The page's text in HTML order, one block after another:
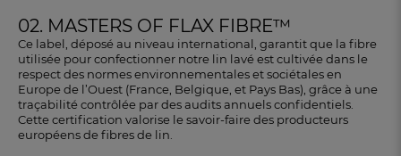
02. MASTERS OF FLAX FIBRE™
Ce label, déposé au niveau international, garantit que la fibre
utilisée pour confectionner notre lin lavé est cultivée dans le
respect des normes environnementales et sociétales en
Europe de l’Ouest (France, Belgique, et Pays Bas), grâce à une
traçabilité contrôlée par des audits annuels confidentiels.
Cette certification valorise le savoir-faire des producteurs
européens de fibres de lin.